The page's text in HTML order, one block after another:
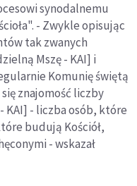
synodalnemu
- Zwykle opisując
tak zwanych
Mszę - KAI] i
Komunię świętą
znajomość liczby
KAI] - liczba osób, które
budują Kościół,
- wskazał